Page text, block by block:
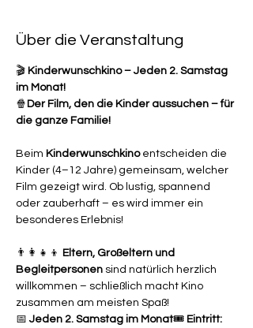
Über die Veranstaltung
🎬 Kinderwunschkino – Jeden 2. Samstag
im Monat!
🍿 Der Film, den die Kinder aussuchen – für
die ganze Familie!
Beim Kinderwunschkino entscheiden die
Kinder (4–12 Jahre) gemeinsam, welcher
Film gezeigt wird. Ob lustig, spannend
oder zauberhaft – es wird immer ein
besonderes Erlebnis!
👨‍👩‍👧‍👦
Eltern, Großeltern und
Begleitpersonen sind natürlich herzlich
willkommen – schließlich macht Kino
zusammen am meisten Spaß!
📅 Jeden 2. Samstag im Monat🎟 Eintritt: